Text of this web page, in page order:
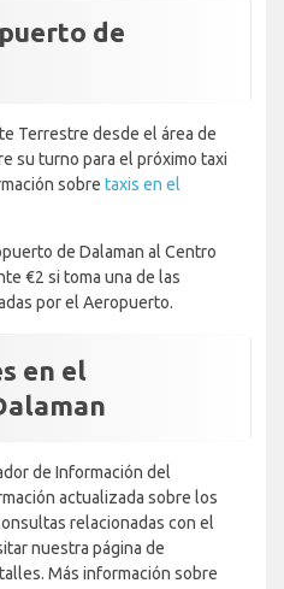
de
Terrestre desde el área de
su turno para el próximo taxi
sobre taxis en el
de Dalaman al Centro
€2 si toma una de las
por el Aeropuerto.
en el
de Información del
actualizada sobre los
relacionadas con el
nuestra página de
Más información sobre